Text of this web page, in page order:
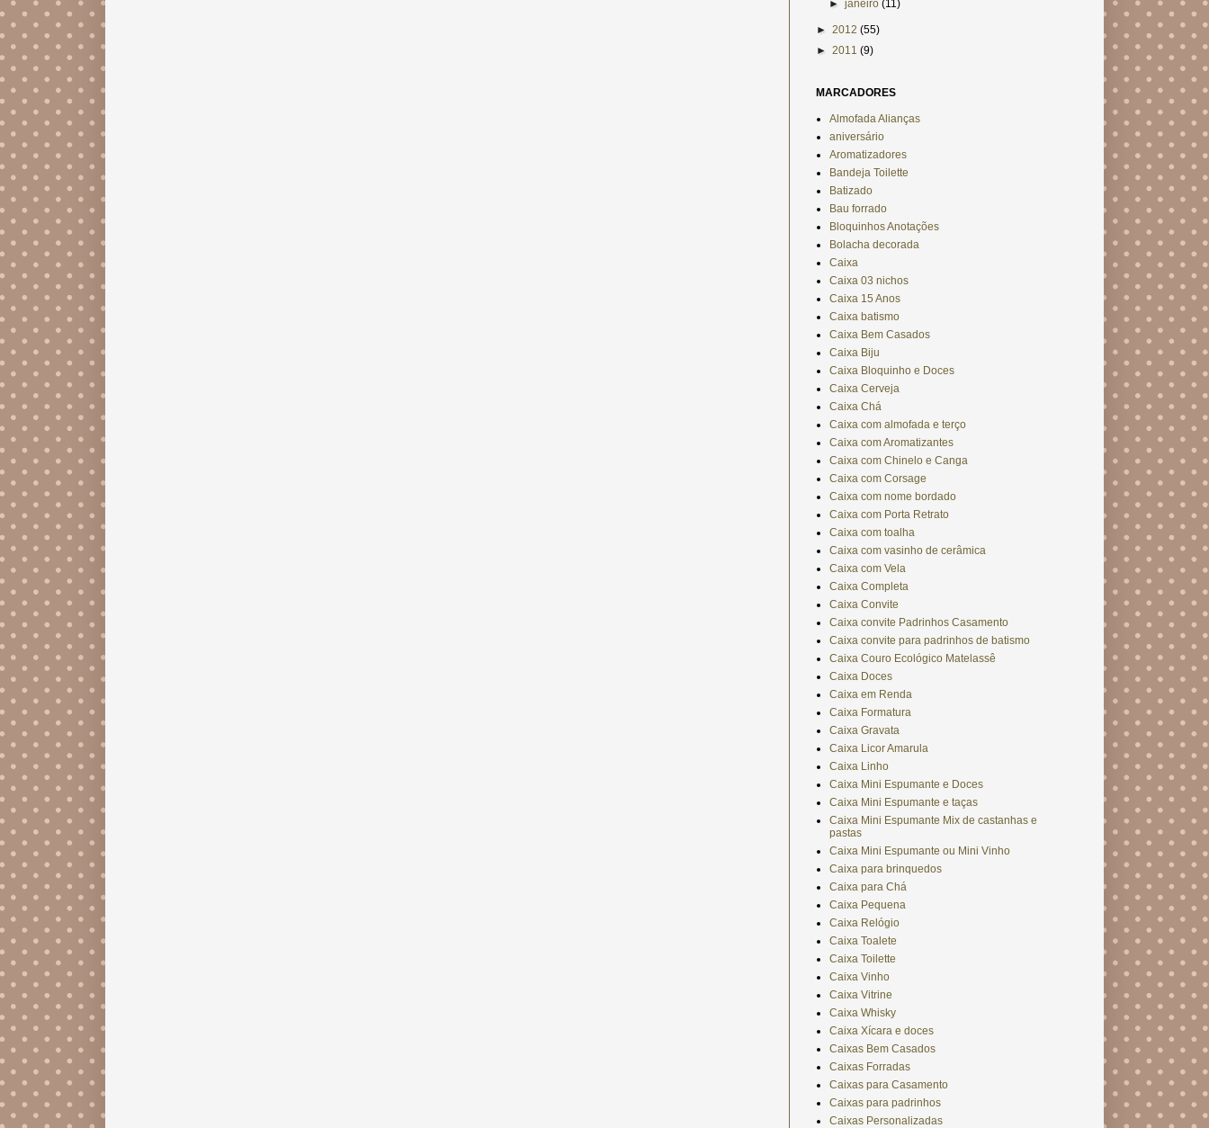
►janeiro(11)
► 2012 (55)
► 2011 (9)
MARCADORES
Almofada Alianças
aniversário
Aromatizadores
Bandeja Toilette
Batizado
Bau forrado
Bloquinhos Anotações
Bolacha decorada
Caixa
Caixa 03 nichos
Caixa 15 Anos
Caixa batismo
Caixa Bem Casados
Caixa Biju
Caixa Bloquinho e Doces
Caixa Cerveja
Caixa Chá
Caixa com almofada e terço
Caixa com Aromatizantes
Caixa com Chinelo e Canga
Caixa com Corsage
Caixa com nome bordado
Caixa com Porta Retrato
Caixa com toalha
Caixa com vasinho de cerâmica
Caixa com Vela
Caixa Completa
Caixa Convite
Caixa convite Padrinhos Casamento
Caixa convite para padrinhos de batismo
Caixa Couro Ecológico Matelassê
Caixa Doces
Caixa em Renda
Caixa Formatura
Caixa Gravata
Caixa Licor Amarula
Caixa Linho
Caixa Mini Espumante e Doces
Caixa Mini Espumante e taças
Caixa Mini Espumante Mix de castanhas e
pastas
Caixa Mini Espumante ou Mini Vinho
Caixa para brinquedos
Caixa para Chá
Caixa Pequena
Caixa Relógio
Caixa Toalete
Caixa Toilette
Caixa Vinho
Caixa Vitrine
Caixa Whisky
Caixa Xícara e doces
Caixas Bem Casados
Caixas Forradas
Caixas para Casamento
Caixas para padrinhos
Caixas Personalizadas